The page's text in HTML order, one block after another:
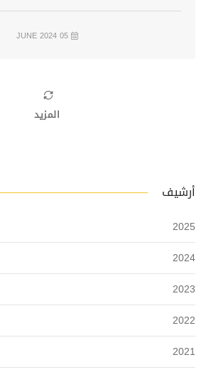
05 JUNE 2024
المزيد
أرشيف
2025
2024
2023
2022
2021